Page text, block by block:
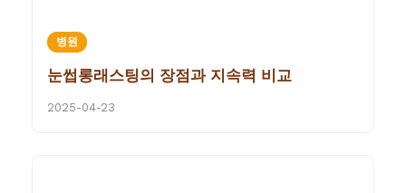
병원
눈썹롱래스팅의 장점과 지속력 비교
2025-04-23